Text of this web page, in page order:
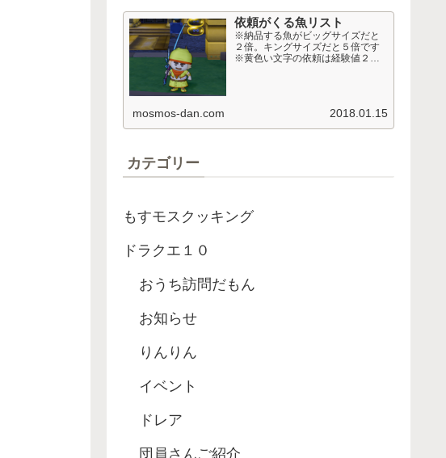
依頼がくる魚リスト
※納品する魚がビッグサイズだと
２倍。キングサイズだと５倍です
※黄色い文字の依頼は経験値２
mosmos-dan.com 2018.01.15
カテゴリー
もすモスクッキング
ドラクエ１０
おうち訪問だもん
お知らせ
りんりん
イベント
ドレア
団員さんご紹介